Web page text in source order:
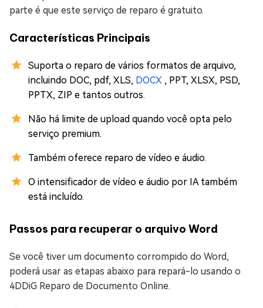
parte é que este serviço de reparo é gratuito.
Características Principais
Suporta o reparo de vários formatos de arquivo,
incluindo DOC, pdf, XLS, DOCX , PPT, XLSX, PSD,
PPTX, ZIP e tantos outros.
Não há limite de upload quando você opta pelo
serviço premium.
Também oferece reparo de vídeo e áudio.
O intensificador de vídeo e áudio por IA também
está incluído.
Passos para recuperar o arquivo Word
Se você tiver um documento corrompido do Word,
poderá usar as etapas abaixo para repará-lo usando o
4DDiG Reparo de Documento Online.